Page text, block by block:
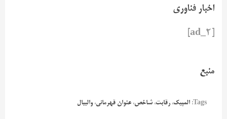
اخبار فناوری
منبع
Tags: المپیک، رقابت، شاخص، عنوان قهرمانی،والیبال